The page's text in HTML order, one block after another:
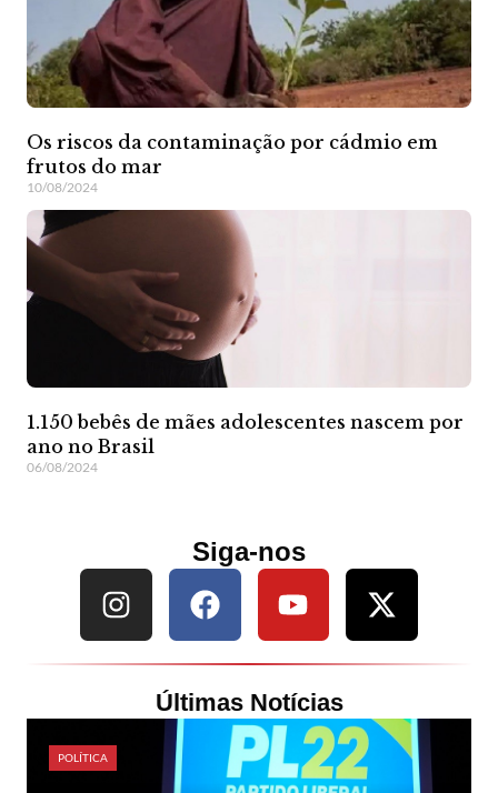
Os riscos da contaminação por cádmio em
frutos do mar
10/08/2024
1.150 bebês de mães adolescentes nascem por
ano no Brasil
06/08/2024
Siga-nos
Últimas Notícias
POLÍTICA